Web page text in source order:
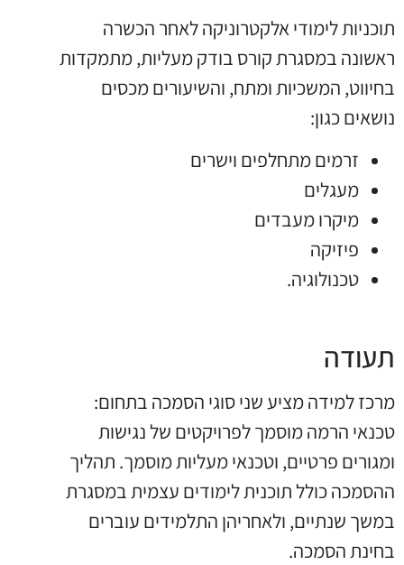
תוכניות לימודי אלקטרוניקה לאחר הכשרה
ראשונה במסגרת קורס בודק מעליות, מתמקדות
בחיווט, המשכיות ומתח, והשיעורים מכסים
נושאים כגון:
זרמים מתחלפים וישרים
מעגלים
מיקרו מעבדים
פיזיקה
טכנולוגיה.
תעודה
מרכז למידה מציע שני סוגי הסמכה בתחום:
טכנאי הרמה מוסמך לפרויקטים של נגישות
ומגורים פרטיים, וטכנאי מעליות מוסמך. תהליך
ההסמכה כולל תוכנית לימודים עצמית במסגרת
במשך שנתיים, ולאחריהן התלמידים עוברים
בחינת הסמכה.